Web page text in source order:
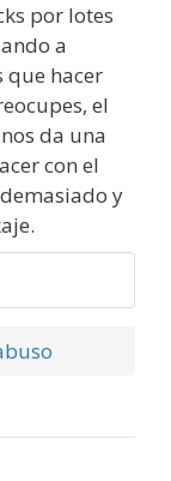
por lotes
a
que hacer
el
da una
con el
y